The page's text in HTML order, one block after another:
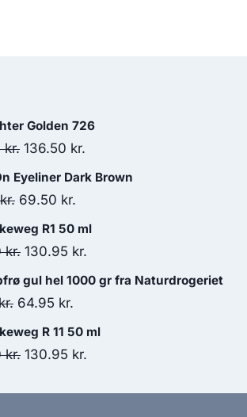
Golden 726
kr. Den
oprindelige
pris
195.00 kr..
136.50 kr.
aktuelle
Eyeliner Dark Brown
kr. Den
oprindelige
pris
99.00 kr..
69.50 kr.
aktuelle
pris
R1 50 ml
kr. Den
oprindelige
pris
138.00 kr..
130.95 kr.
aktuelle
gul hel 1000 gr fra Naturdrogeriet
Den
oprindelige
pris
86.95 kr..
64.95 kr.
aktuelle
pris
64.95 kr..
R 11 50 ml
kr. Den
130.95 kr.